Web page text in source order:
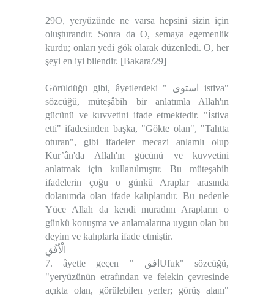
29O, yeryüzünde ne varsa hepsini sizin için
oluşturandır. Sonra da O, semaya egemenlik
kurdu; onları yedi gök olarak düzenledi. O, her
şeyi en iyi bilendir. [Bakara/29]
Görüldüğü gibi, âyetlerdeki " استوى istiva"
sözcüğü, müteşâbih bir anlatımla Allah'ın
gücünü ve kuvvetini ifade etmektedir. "İstiva
etti" ifadesinden başka, "Gökte olan", "Tahtta
oturan", gibi ifadeler mecazi anlamlı olup
Kur’ân'da Allah'ın gücünü ve kuvvetini
anlatmak için kullanılmıştır. Bu müteşabih
ifadelerin çoğu o günkü Araplar arasında
dolanımda olan ifade kalıplarıdır. Bu nedenle
Yüce Allah da kendi muradını Arapların o
günkü konuşma ve anlamalarına uygun olan bu
deyim ve kalıplarla ifade etmiştir.
الْاُفُقِ
7. âyette geçen " افقUfuk" sözcüğü,
"yeryüzünün etrafından ve felekin çevresinde
açıkta olan, görülebilen yerler; görüş alanı"